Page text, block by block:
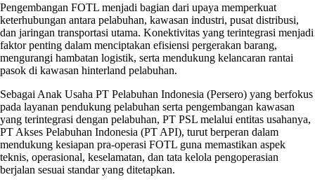
Pengembangan FOTL menjadi bagian dari upaya memperkuat
keterhubungan antara pelabuhan, kawasan industri, pusat distribusi,
dan jaringan transportasi utama. Konektivitas yang terintegrasi menjadi
faktor penting dalam menciptakan efisiensi pergerakan barang,
mengurangi hambatan logistik, serta mendukung kelancaran rantai
pasok di kawasan hinterland pelabuhan.
Sebagai Anak Usaha PT Pelabuhan Indonesia (Persero) yang berfokus
pada layanan pendukung pelabuhan serta pengembangan kawasan
yang terintegrasi dengan pelabuhan, PT PSL melalui entitas usahanya,
PT Akses Pelabuhan Indonesia (PT API), turut berperan dalam
mendukung kesiapan pra-operasi FOTL guna memastikan aspek
teknis, operasional, keselamatan, dan tata kelola pengoperasian
berjalan sesuai standar yang ditetapkan.